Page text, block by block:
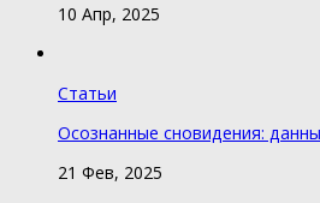
10 Апр, 2025
Статьи
Осознанные сновидения:
21 Фев, 2025